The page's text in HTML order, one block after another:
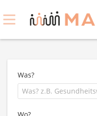
Was?
Wo?